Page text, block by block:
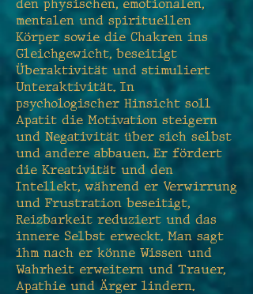
den physischen, emotionalen,
mentalen und spirituellen
Körper sowie die Chakren ins
Gleichgewicht, beseitigt
Überaktivität und stimuliert
Unteraktivität. In
psychologischer Hinsicht soll
Apatit die Motivation steigern
und Negativität über sich selbst
und andere abbauen. Er fördert
die Kreativität und den
Intellekt, während er Verwirrung
und Frustration beseitigt,
Reizbarkeit reduziert und das
innere Selbst erweckt. Man sagt
ihm nach er könne Wissen und
Wahrheit erweitern und Trauer,
Apathie und Ärger lindern.